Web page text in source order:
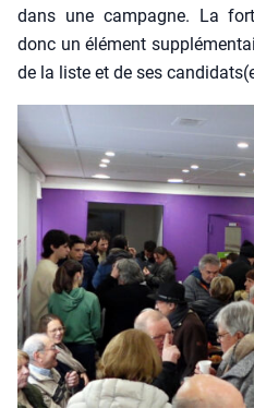
dans une cam­pagne. La
donc un élé­ment
de la liste et de ses